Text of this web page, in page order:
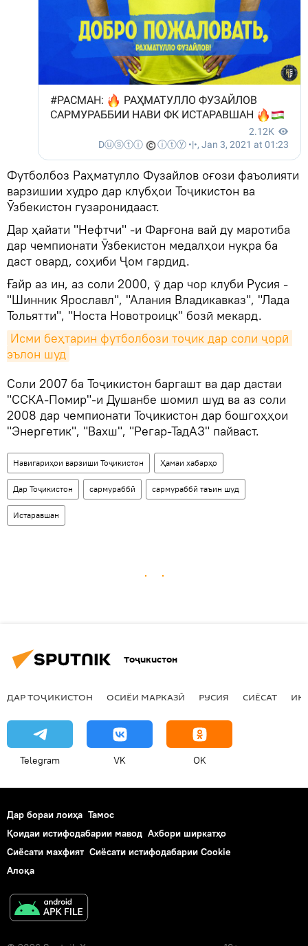
Футболбоз Раҳматулло Фузайлов оғози фаъолияти
варзишии худро дар клубҳои Тоҷикистон ва
Ӯзбекистон гузаронидааст.
Дар ҳайати "Нефтчи" -и Фарғона вай ду маротиба
дар чемпионати Ӯзбекистон медалҳои нуқра ба
даст овард, соҳиби Ҷом гардид.
Ғайр аз ин, аз соли 2000, ӯ дар чор клуби Русия -
"Шинник Ярославл", "Алания Владикавказ", "Лада
Тольятти", "Носта Новотроицк" бозӣ мекард.
Исми беҳтарин футболбози тоҷик дар соли ҷорӣ
эълон шуд
Соли 2007 ба Тоҷикистон баргашт ва дар дастаи
"ССКА-Помир"-и Душанбе шомил шуд ва аз соли
2008 дар чемпионати Тоҷикистон дар бошгоҳҳои
"Энергетик", "Вахш", "Регар-ТадАЗ" пайваст.
Навигариҳои варзиши Тоҷикистон Ҳамаи хабарҳо
Дар Тоҷикистон сармураббӣ сармураббӣ таъин шуд
Истаравшан
Тоҷикистон
ДАР ТОҶИКИСТОН ОСИЁИ МАРКАЗӢ РУСИЯ СИЁСАТ
Telegram VK OK
Дар бораи лоиҳа Тамос
Қоидаи истифодабарии мавод Ахбори ширкатҳо
Сиёсати махфият Сиёсати истифодабарии Cookie
Алоқа